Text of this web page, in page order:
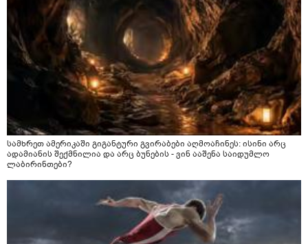
სამხრეთ ამერიკაში გიგანტური გვირაბები აღმოაჩინეს: ისინი არც
ადამიანის შექმნილია და არც ბუნების - ვინ ააშენა საიდუმლო
ლაბირინთები?